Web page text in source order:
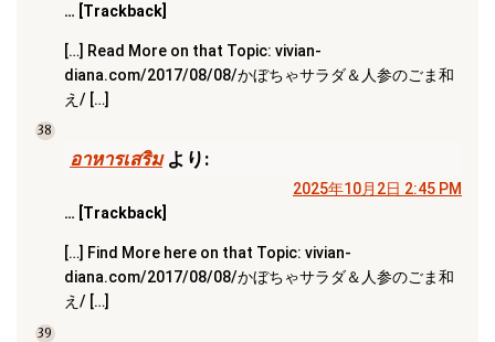
… [Trackback]
[…] Read More on that Topic: vivian-
diana.com/2017/08/08/かぼちゃサラダ＆人参のごま和
え/ […]
38
อาหารเสริม より:
2025年10月2日 2:45 PM
… [Trackback]
[…] Find More here on that Topic: vivian-
diana.com/2017/08/08/かぼちゃサラダ＆人参のごま和
え/ […]
39